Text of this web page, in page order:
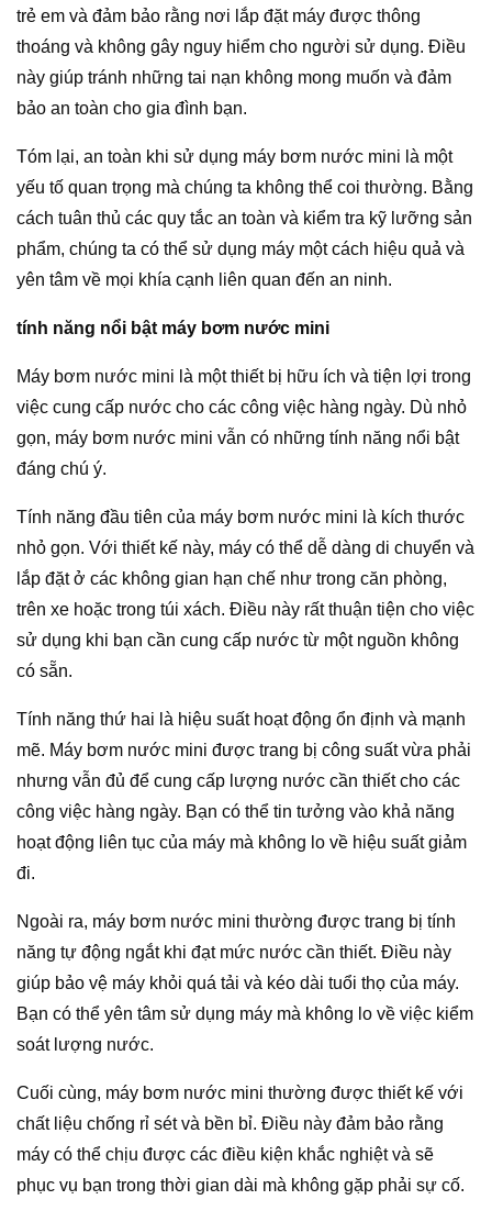
trẻ em và đảm bảo rằng nơi lắp đặt máy được thông
thoáng và không gây nguy hiểm cho người sử dụng. Điều
này giúp tránh những tai nạn không mong muốn và đảm
bảo an toàn cho gia đình bạn.
Tóm lại, an toàn khi sử dụng máy bơm nước mini là một
yếu tố quan trọng mà chúng ta không thể coi thường. Bằng
cách tuân thủ các quy tắc an toàn và kiểm tra kỹ lưỡng sản
phẩm, chúng ta có thể sử dụng máy một cách hiệu quả và
yên tâm về mọi khía cạnh liên quan đến an ninh.
tính năng nổi bật máy bơm nước mini
Máy bơm nước mini là một thiết bị hữu ích và tiện lợi trong
việc cung cấp nước cho các công việc hàng ngày. Dù nhỏ
gọn, máy bơm nước mini vẫn có những tính năng nổi bật
đáng chú ý.
Tính năng đầu tiên của máy bơm nước mini là kích thước
nhỏ gọn. Với thiết kế này, máy có thể dễ dàng di chuyển và
lắp đặt ở các không gian hạn chế như trong căn phòng,
trên xe hoặc trong túi xách. Điều này rất thuận tiện cho việc
sử dụng khi bạn cần cung cấp nước từ một nguồn không
có sẵn.
Tính năng thứ hai là hiệu suất hoạt động ổn định và mạnh
mẽ. Máy bơm nước mini được trang bị công suất vừa phải
nhưng vẫn đủ để cung cấp lượng nước cần thiết cho các
công việc hàng ngày. Bạn có thể tin tưởng vào khả năng
hoạt động liên tục của máy mà không lo về hiệu suất giảm
đi.
Ngoài ra, máy bơm nước mini thường được trang bị tính
năng tự động ngắt khi đạt mức nước cần thiết. Điều này
giúp bảo vệ máy khỏi quá tải và kéo dài tuổi thọ của máy.
Bạn có thể yên tâm sử dụng máy mà không lo về việc kiểm
soát lượng nước.
Cuối cùng, máy bơm nước mini thường được thiết kế với
chất liệu chống rỉ sét và bền bỉ. Điều này đảm bảo rằng
máy có thể chịu được các điều kiện khắc nghiệt và sẽ
phục vụ bạn trong thời gian dài mà không gặp phải sự cố.